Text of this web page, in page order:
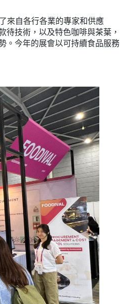
來自各行各業的專家和供應
技術，以及特色咖啡與茶葉，
。今年的展會以可持續食品服務